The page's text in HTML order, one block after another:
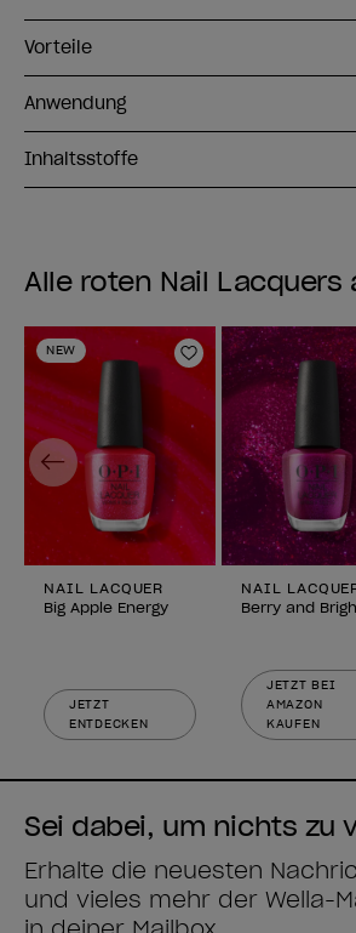
Vorteile
Anwendung
Inhaltsstoffe
Alle roten Nail Lacquers
NEW
Zur Wunschliste
NAIL LACQUER
Big Apple Energy
JETZT
ENTDECKEN
NAIL
Berry and
JETZT BEI
AMAZON
KAUFEN
Previous
Sei dabei, um nichts zu
Erhalte die neuesten
und vieles mehr der Wella-